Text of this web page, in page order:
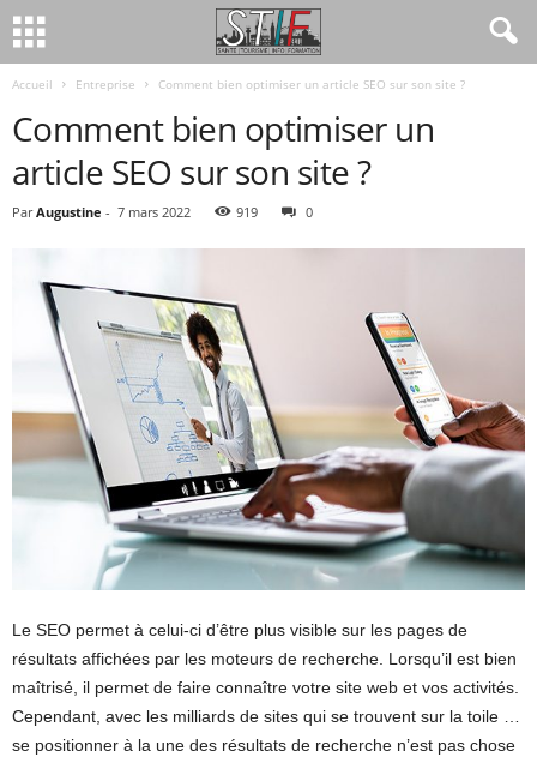
Accueil Entreprise Comment bien optimiser un article SEO sur son site ?
Comment bien optimiser un
article SEO sur son site ?
Par Augustine - 7 mars 2022 919 0
Le SEO permet à celui-ci d’être plus visible sur les pages de
résultats affichées par les moteurs de recherche. Lorsqu’il est bien
maîtrisé, il permet de faire connaître votre site web et vos activités.
Cependant, avec les milliards de sites qui se trouvent sur la toile …
se positionner à la une des résultats de recherche n’est pas chose